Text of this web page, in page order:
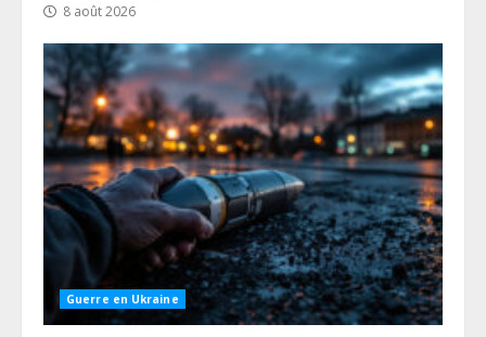
8 août 2026
Guerre en Ukraine